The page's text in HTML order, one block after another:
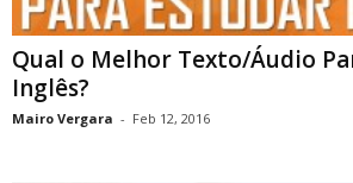
Qual o Melhor Texto/Áudio
Inglês?
Mairo Vergara - Feb 12, 2016